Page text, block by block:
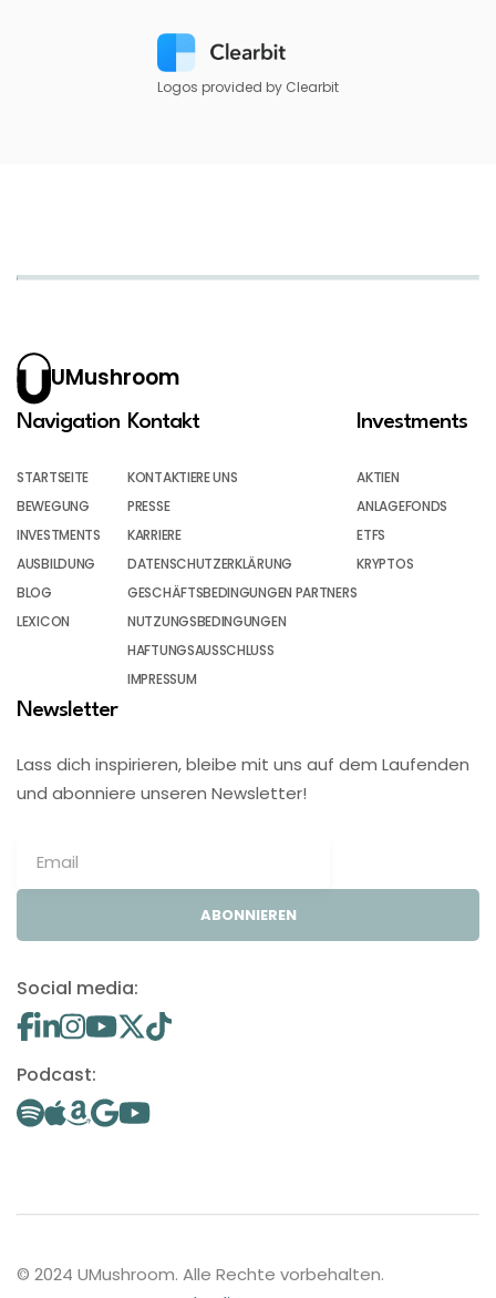
Logos provided by Clearbit
UMushroom
Navigation
STARTSEITE
BEWEGUNG
INVESTMENTS
AUSBILDUNG
BLOG
LEXICON
Kontakt
KONTAKTIERE UNS
PRESSE
KARRIERE
DATENSCHUTZERKLÄRUNG
GESCHÄFTSBEDINGUNGEN PARTNERS
NUTZUNGSBEDINGUNGEN
HAFTUNGSAUSSCHLUSS
IMPRESSUM
Investments
AKTIEN
ANLAGEFONDS
ETFS
KRYPTOS
Newsletter
Lass dich inspirieren, bleibe mit uns auf dem Laufenden
und abonniere unseren Newsletter!
ABONNIEREN
Social media:
Podcast:
© 2024 UMushroom. Alle Rechte vorbehalten.